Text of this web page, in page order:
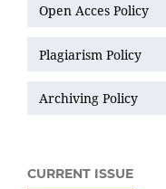
Open Acces Policy
Plagiarism Policy
Archiving Policy
CURRENT ISSUE